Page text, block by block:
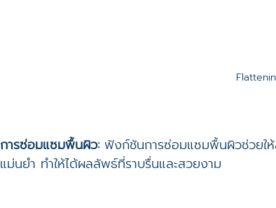
การซ่อมแซมพื้นผิว: ฟังก์ชันการซ่อมแซมพื้นผิวช่วยใ
แม่นยำ ทำให้ได้ผลลัพธ์ที่ราบรื่นและสวยงาม